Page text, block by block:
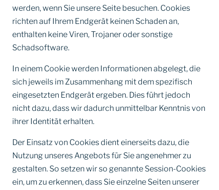
werden, wenn Sie unsere Seite besuchen. Cookies
richten auf Ihrem Endgerät keinen Schaden an,
enthalten keine Viren, Trojaner oder sonstige
Schadsoftware.
In einem Cookie werden Informationen abgelegt, die
sich jeweils im Zusammenhang mit dem spezifisch
eingesetzten Endgerät ergeben. Dies führt jedoch
nicht dazu, dass wir dadurch unmittelbar Kenntnis von
ihrer Identität erhalten.
Der Einsatz von Cookies dient einerseits dazu, die
Nutzung unseres Angebots für Sie angenehmer zu
gestalten. So setzen wir so genannte Session-Cookies
ein, um zu erkennen, dass Sie einzelne Seiten unserer